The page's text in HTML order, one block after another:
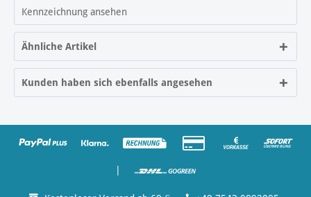
Kennzeichnung ansehen
Ähnliche Artikel
Kunden haben sich ebenfalls angesehen